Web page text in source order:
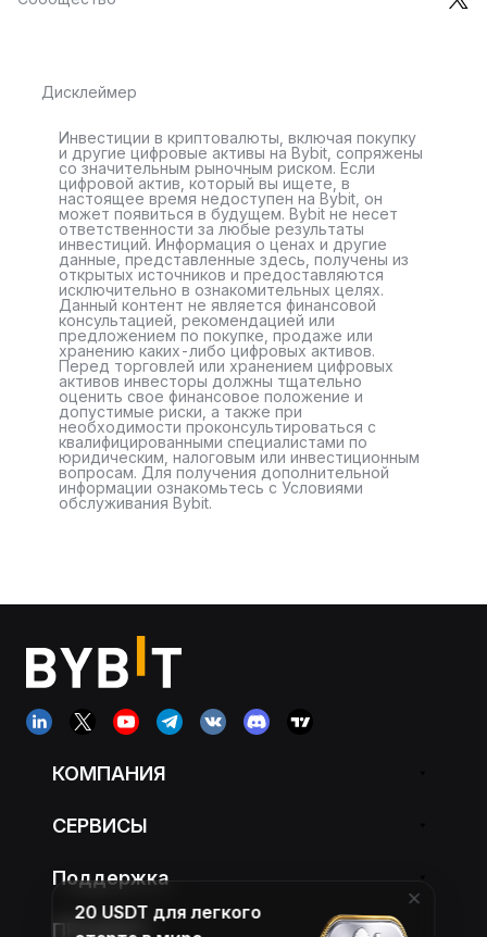
Дисклеймер
Инвестиции в криптовалюты, включая покупку
и другие цифровые активы на Bybit, сопряжены
со значительным рыночным риском. Если
цифровой актив, который вы ищете, в
настоящее время недоступен на Bybit, он
может появиться в будущем. Bybit не несет
ответственности за любые результаты
инвестиций. Информация о ценах и другие
данные, представленные здесь, получены из
открытых источников и предоставляются
исключительно в ознакомительных целях.
Данный контент не является финансовой
консультацией, рекомендацией или
предложением по покупке, продаже или
хранению каких-либо цифровых активов.
Перед торговлей или хранением цифровых
активов инвесторы должны тщательно
оценить свое финансовое положение и
допустимые риски, а также при
необходимости проконсультироваться с
квалифицированными специалистами по
юридическим, налоговым или инвестиционным
вопросам. Для получения дополнительной
информации ознакомьтесь с Условиями
обслуживания Bybit.
КОМПАНИЯ
СЕРВИСЫ
Поддержка
ПРОДУКТ
20 USDT для легкого